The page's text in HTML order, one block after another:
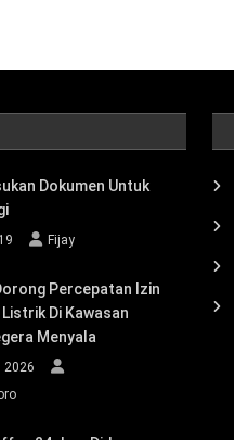
Dokumen Untuk
Fijay
Percepatan Izin
Di Kawasan
Menyala
2026